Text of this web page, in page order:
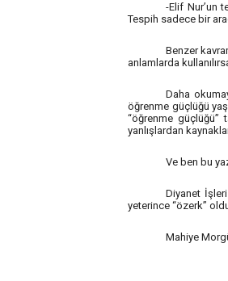
-Elif Nur’un
Tespih sadece bir
Benzer
anlamlarda
Daha
öğrenme güçlüğü
“öğrenme güçlüğü”
yanlışlardan
Ve ben bu
Diyanet
yeterince “özerk”
Mahiye